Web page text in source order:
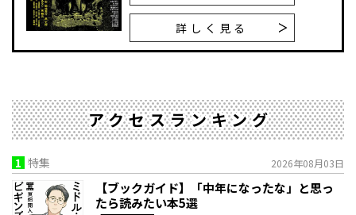
詳しく見る
アクセスランキング
1 特集 2026年08月03日
【ブックガイド】「中年になったな」と思っ
たら読みたい本5選